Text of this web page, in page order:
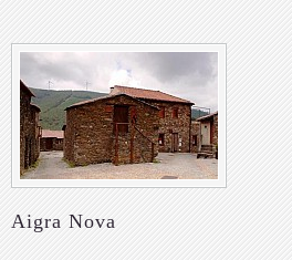
Aigra Nova